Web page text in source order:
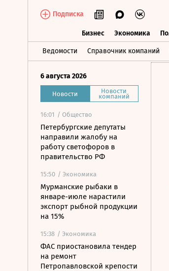
Подписка
Бизнес Экономика
Ведомости Справочник компаний
Бизнес Экономика
6 августа 2026
Новости Новости
компаний
16:01 / Общество
Петербургские депутаты
направили жалобу на
работу светофоров в
правительство РФ
15:50 / Экономика
Мурманские рыбаки в
январе-июле нарастили
экспорт рыбной продукции
на 15%
15:38 / Экономика
ФАС приостановила тендер
на ремонт
Петропавловской крепости